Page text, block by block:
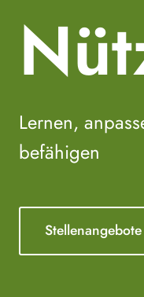
Lernen,
befähigen